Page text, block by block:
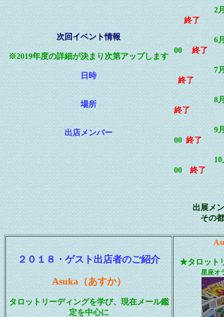
次回イベント情報
※2019年度の詳細が決まり次第アップします
日時
場所
出店メンバー
2月
終了
6
00
終了
7月
終了
8
終了
9月17
00 終了
00
終了
出展メ
その
２０１８・ゲスト出店者のご紹介
Asuka（あすか）
タロットリーディングを学び、現在メール鑑
定を中心に
★タロット
星座オ